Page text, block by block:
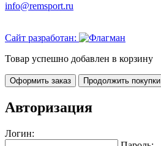
info@remsport.ru
Сайт разработан:
Товар успешно добавлен в корзину
Оформить заказ Продолжить покупки
Авторизация
Логин: